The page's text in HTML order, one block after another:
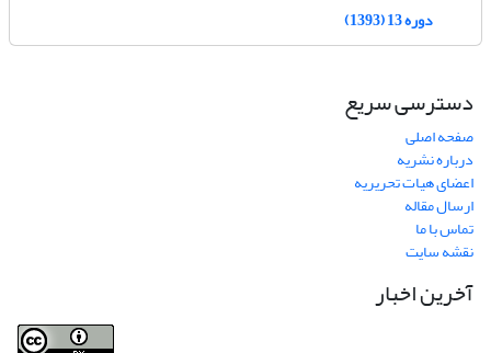
دوره 13 (1393)
دسترسی سریع
صفحه اصلی
درباره نشریه
اعضای هیات تحریریه
ارسال مقاله
تماس با ما
نقشه سایت
آخرین اخبار